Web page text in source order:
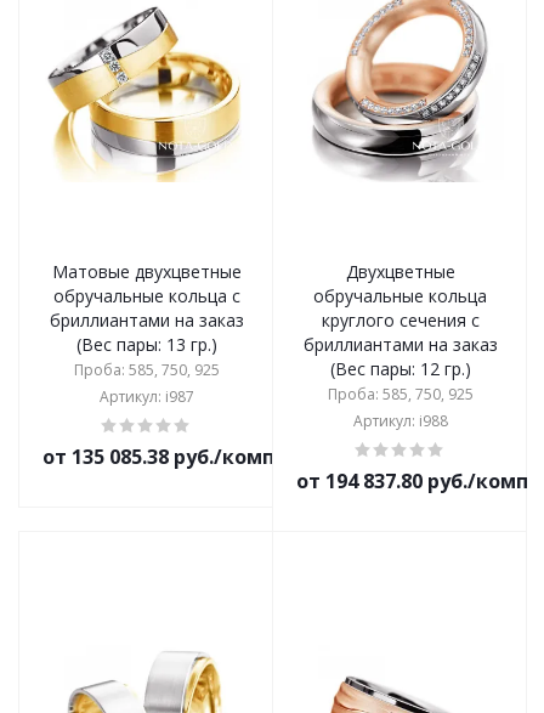
Матовые двухцветные
обручальные кольца с
бриллиантами на заказ
(Вес пары: 13 гр.)
Проба: 585, 750, 925
Артикул: i987
от 135 085.38 руб./комплект
Двухцветные
обручальные кольца
круглого сечения с
бриллиантами на заказ
(Вес пары: 12 гр.)
Проба: 585, 750, 925
Артикул: i988
от 194 837.80 руб./